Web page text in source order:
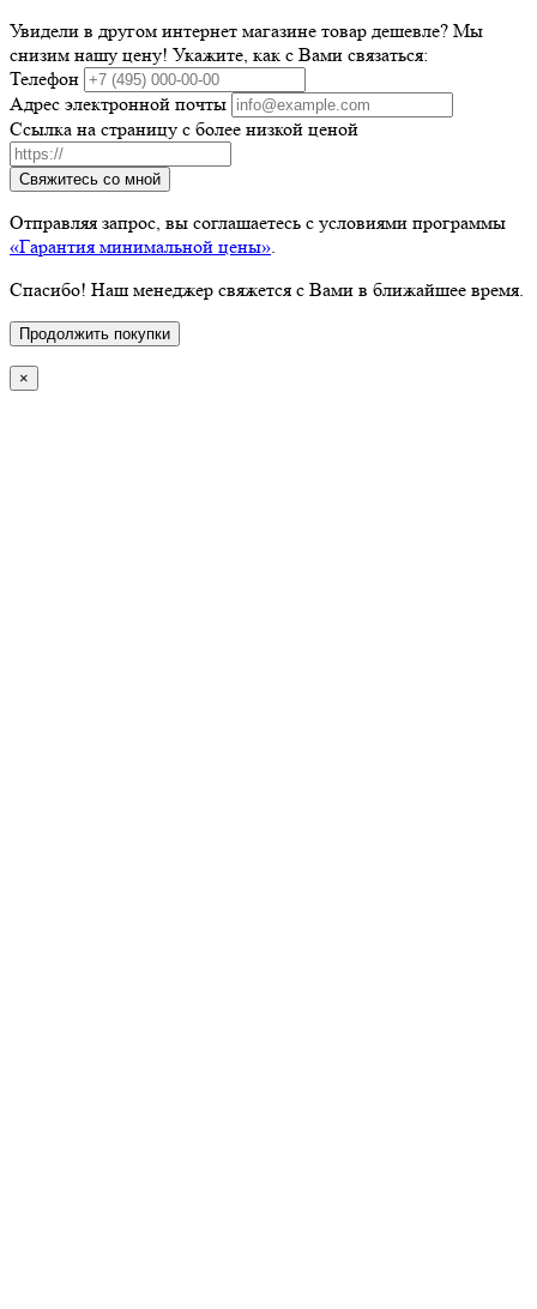
Увидели в другом интернет магазине товар дешевле? Мы
снизим нашу цену! Укажите, как с Вами связаться:
Телефон
Адрес электронной почты
Ссылка на страницу с более низкой ценой
Свяжитесь со мной
Отправляя запрос, вы соглашаетесь с условиями программы
«Гарантия минимальной цены».
Спасибо! Наш менеджер свяжется с Вами в ближайшее время.
Продолжить покупки
×